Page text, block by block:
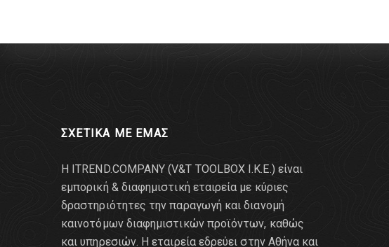
ΣΧΕΤΙΚΑ ΜΕ ΕΜΑΣ
Η ITREND.COMPANY (V&T TOOLBOX Ι.Κ.Ε.) είναι
εμπορική & διαφημιστική εταιρεία με κύριες
δραστηριότητες την παραγωγή και διανομή
καινοτόμων διαφημιστικών προϊόντων, καθώς
και υπηρεσιών. Η εταιρεία εδρεύει στην Αθήνα και